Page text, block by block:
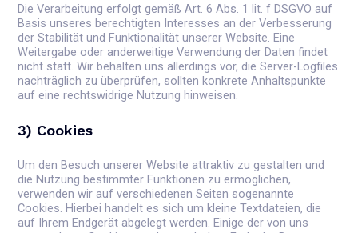
Die Verarbeitung erfolgt gemäß Art. 6 Abs. 1 lit. f DSGVO auf
Basis unseres berechtigten Interesses an der Verbesserung
der Stabilität und Funktionalität unserer Website. Eine
Weitergabe oder anderweitige Verwendung der Daten findet
nicht statt. Wir behalten uns allerdings vor, die Server-Logfiles
nachträglich zu überprüfen, sollten konkrete Anhaltspunkte
auf eine rechtswidrige Nutzung hinweisen.
3) Cookies
Um den Besuch unserer Website attraktiv zu gestalten und
die Nutzung bestimmter Funktionen zu ermöglichen,
verwenden wir auf verschiedenen Seiten sogenannte
Cookies. Hierbei handelt es sich um kleine Textdateien, die
auf Ihrem Endgerät abgelegt werden. Einige der von uns